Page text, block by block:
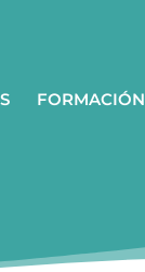
FORMACIÓN